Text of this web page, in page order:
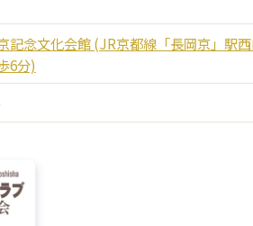
記念文化会館 (JR京都線「長岡京」駅
6分)